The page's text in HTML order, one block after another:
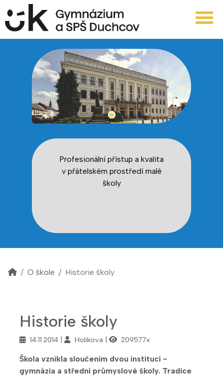
Profesionální přístup a kvalita
v přátelském prostředí malé
školy
O škole Historie školy
Historie školy
14.11.2014 Holikova 209577x
Škola vznikla sloučením dvou institucí -
gymnázia a střední průmyslové školy. Tradice